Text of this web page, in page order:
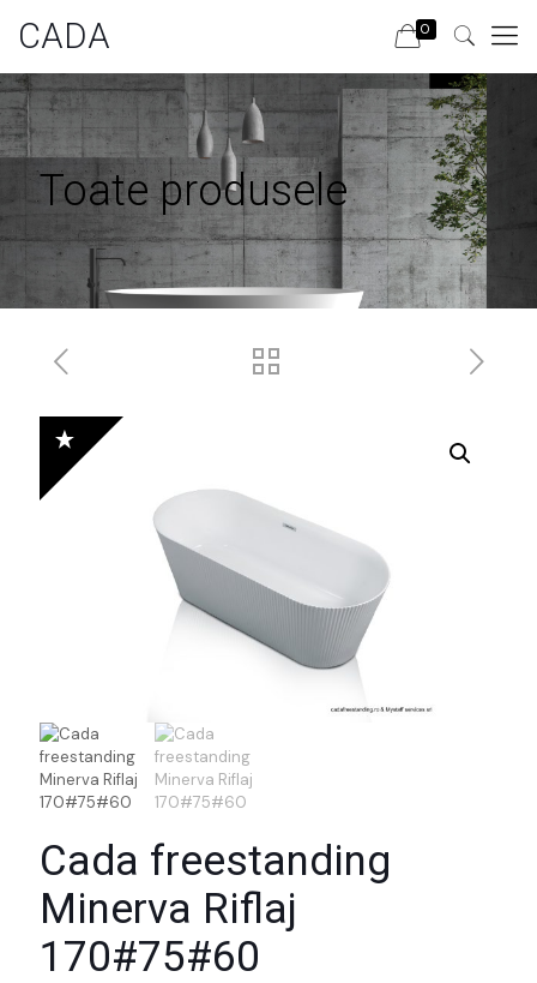
CADA 0
Toate produsele
Cada freestanding
Minerva Riflaj
170#75#60